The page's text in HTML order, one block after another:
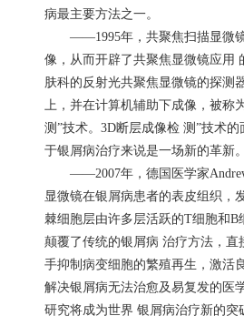
病最主要方法之一。
——1995年，共聚焦扫描显微镜
像，从而开辟了共聚焦显微镜应用
肤科的反射光共聚焦显微镜的探测
上，并在计算机辅助下成像，被称
测”技术。3D断层成像检 测”技术
于银屑病治疗来说是一场新的革新。
——2007年，德国医学家Andrew
显微镜在银屑病患者的表皮组织，
棘细胞层由许多层活跃的T细胞和B
颠覆了传统的银屑病 治疗方法，直
手抑制病变细胞的繁殖再生，激活
解决银屑病无法治愈及易复发的医
研究将成为世界 银屑病治疗新的突